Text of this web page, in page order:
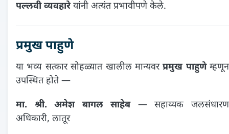
पल्लवी व्यवहारेयांनी अत्यंत प्रभावीपणे केले.
प्रमुख पाहुणे
या भव्य सत्कार सोहळ्यात खालील मान्यवरप्रमुख पाहुणेम्हणून
उपस्थित होते —
मा. श्री. अमेश बागल साहेब— सहाय्यक जलसंधारण
अधिकारी, लातूर